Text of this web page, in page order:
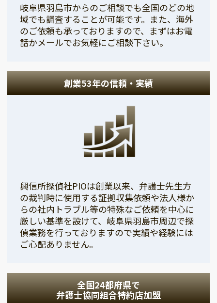
岐阜県羽島市からのご相談でも全国のどの地
域でも調査することが可能です。また、海外
のご依頼も承っておりますので、まずはお電
話かメールでお気軽にご相談下さい。
創業53年の信頼・実績
興信所探偵社PIOは創業以来、弁護士先生方
の裁判時に使用する証拠収集依頼や法人様か
らの社内トラブル等の特殊なご依頼を中心に
厳しい基準を設けて、岐阜県羽島市周辺で探
偵業務を行っておりますので実績や経験には
ご心配ありません。
全国24都府県で
弁護士協同組合特約店加盟